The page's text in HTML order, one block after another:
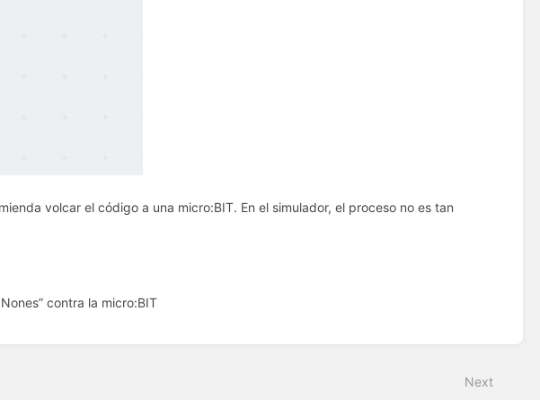
volcar el código a una micro:BIT. En el simulador, el proceso no es tan
contra la micro:BIT
Next